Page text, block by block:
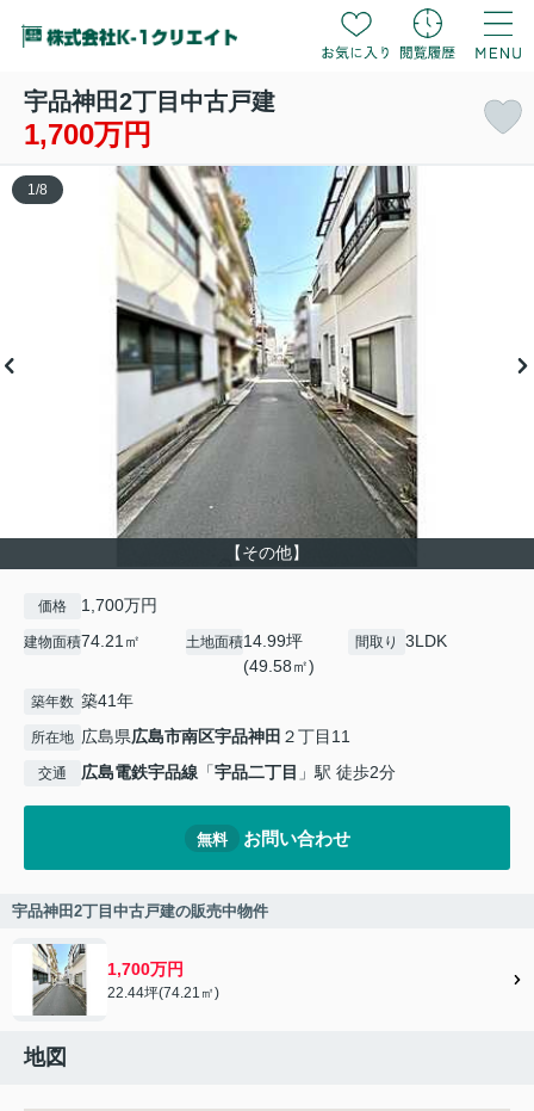
宇品神田2丁目中古戸建
1,700万円
【その他】
1 /8
価格 1,700万円
建物面積74.21㎡ 土地面積14.99坪
(49.58㎡)
間取り 3LDK
築年数 築41年
所在地 広島県広島市南区宇品神田 ２丁目11
交通 広島電鉄宇品線 「宇品二丁目 」駅 徒歩2分
無料 お問い合わせ
宇品神田2丁目中古戸建の販売中物件
1,700万円
22.44坪(74.21㎡)
地図